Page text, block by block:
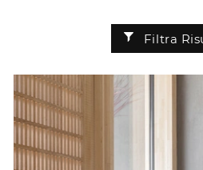
Filtra